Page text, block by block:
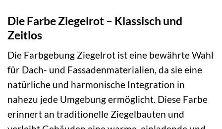
Die Farbe Ziegelrot – Klassisch und
Zeitlos
Die Farbgebung Ziegelrot ist eine bewährte Wahl
für Dach- und Fassadenmaterialien, da sie eine
natürliche und harmonische Integration in
nahezu jede Umgebung ermöglicht. Diese Farbe
erinnert an traditionelle Ziegelbauten und